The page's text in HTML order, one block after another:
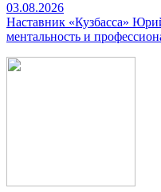
03.08.2026
Наставник «Кузбасса»
ментальность и